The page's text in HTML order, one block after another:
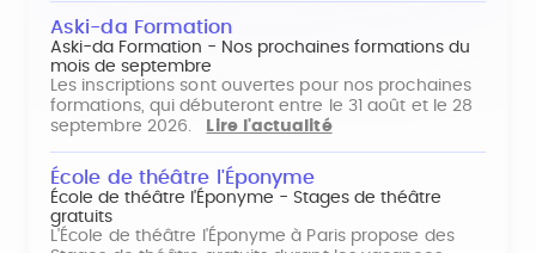
Aski-da Formation
Aski-da Formation - Nos prochaines formations du
mois de septembre
Les inscriptions sont ouvertes pour nos prochaines
formations, qui débuteront entre le 31 août et le 28
septembre 2026.
Lire l'actualité
École de théâtre l'Éponyme
École de théâtre l'Éponyme - Stages de théâtre
gratuits
L'École de théâtre l'Éponyme à Paris propose des